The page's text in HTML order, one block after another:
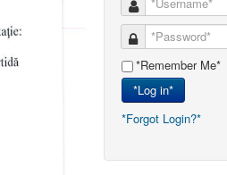
*Remember Me*
*Log in*
*Forgot Login?*